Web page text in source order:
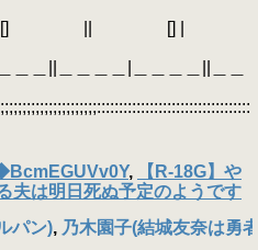
[] | [] || [] |
＿＿||＿＿＿＿|＿＿＿＿||＿＿
,
【R-18G】や
夫は明日死ぬ予定のようです
パン), 乃木園子(結城友奈は勇